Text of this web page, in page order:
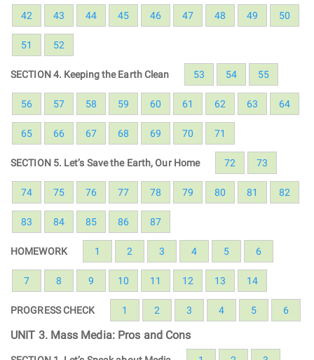
42 43 44 45 46 47 48 49 50
51 52
SECTION 4. Keeping the Earth Clean 53 54 55
56 57 58 59 60 61 62 63 64
65 66 67 68 69 70 71
SECTION 5. Let’s Save the Earth, Our Home 72 73
74 75 76 77 78 79 80 81 82
83 84 85 86 87
HOMEWORK 1 2 3 4 5 6
7 8 9 10 11 12 13 14
PROGRESS CHECK 1 2 3 4 5 6
UNIT 3. Mass Media: Pros and Cons